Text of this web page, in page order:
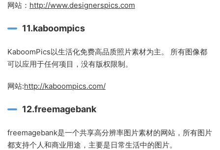
网站： http://www.designerspics.com
11.kaboompics
KaboomPics以生活化免费高品质照片素材为主。 所有图像都
可以应用于任何项目，没有版权限制。
网站:http://kaboompics.com/
12.freemagebank
freemagebank是一个共享高分辨率图片素材的网站，所有图片
都支持个人和商业用途，主要是日常生活中的图片。